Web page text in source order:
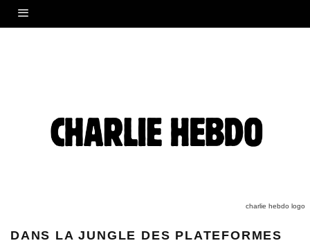
charlie hebdo logo
DANS LA JUNGLE DES PLATEFORMES